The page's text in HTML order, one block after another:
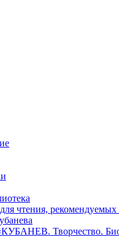
чтения,
Творчество.